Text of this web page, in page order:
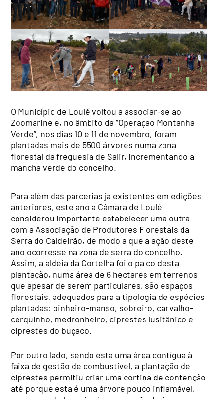
O Município de Loulé voltou a associar-se ao
Zoomarine e, no âmbito da “Operação Montanha
Verde”, nos dias 10 e 11 de novembro, foram
plantadas mais de 5500 árvores numa zona
florestal da freguesia de Salir, incrementando a
mancha verde do concelho.
Para além das parcerias já existentes em edições
anteriores, este ano a Câmara de Loulé
considerou importante estabelecer uma outra
com a Associação de Produtores Florestais da
Serra do Caldeirão, de modo a que a ação deste
ano ocorresse na zona de serra do concelho.
Assim, a aldeia da Cortelha foi o palco desta
plantação, numa área de 6 hectares em terrenos
que apesar de serem particulares, são espaços
florestais, adequados para a tipologia de espécies
plantadas: pinheiro-manso, sobreiro, carvalho-
cerquinho, medronheiro, ciprestes lusitânico e
ciprestes do buçaco.
Por outro lado, sendo esta uma área contígua à
faixa de gestão de combustível, a plantação de
ciprestes permitiu criar uma cortina de contenção
até porque esta é uma árvore pouco inflamável,